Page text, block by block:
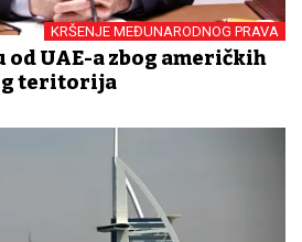
KRŠENJE MEĐUNARODNOG PRAVA
UAE-a zbog američkih
teritorija